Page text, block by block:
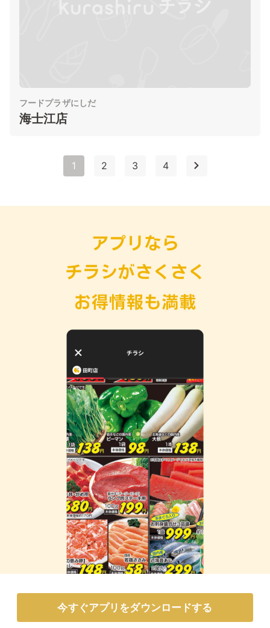
フードプラザにしだ
海士江店
1 2 3 4
今すぐアプリをダウンロードする